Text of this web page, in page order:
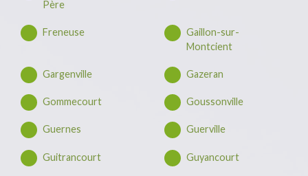
Père
Freneuse
Gaillon-sur-
Montcient
Gargenville Gazeran
Gommecourt Goussonville
Guernes Guerville
Guitrancourt Guyancourt